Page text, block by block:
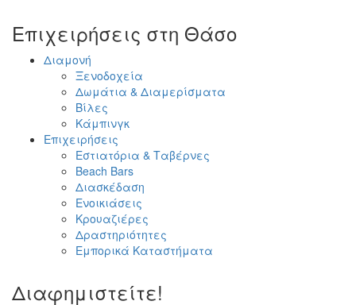
Επιχειρήσεις στη Θάσο
Διαμονή
Ξενοδοχεία
Δωμάτια & Διαμερίσματα
Βίλες
Κάμπινγκ
Επιχειρήσεις
Εστιατόρια & Ταβέρνες
Beach Bars
Διασκέδαση
Ενοικιάσεις
Κρουαζιέρες
Δραστηριότητες
Εμπορικά Καταστήματα
Διαφημιστείτε!